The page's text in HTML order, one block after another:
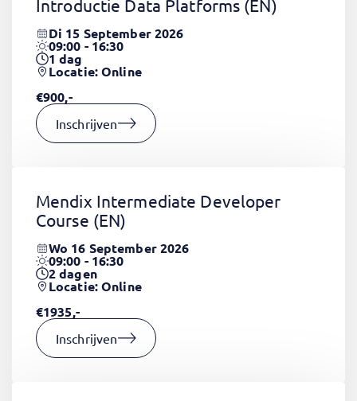
Introductie Data Platforms (EN)
Di 15 September 2026
09:00 - 16:30
1dag
Locatie: Online
€900,-
Inschrijven
Mendix Intermediate Developer
Course (EN)
Wo 16 September 2026
09:00 - 16:30
2dagen
Locatie: Online
€1935,-
Inschrijven